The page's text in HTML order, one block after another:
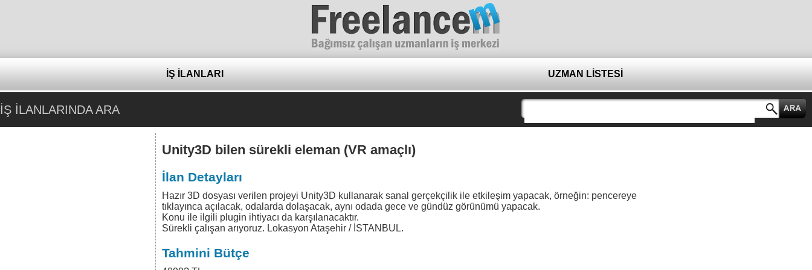
Freelance
İŞ İLANLARI UZMAN LİSTESİ
İŞ İLANLARINDA ARA
Unity3D bilen sürekli eleman (VR amaçlı)
İlan Detayları
Hazır 3D dosyası verilen projeyi Unity3D kullanarak sanal gerçekçilik ile etkileşim yapacak, örneğin: pencereye
tıklayınca açılacak, odalarda dolaşacak, aynı odada gece ve gündüz görünümü yapacak.
Konu ile ilgili plugin ihtiyacı da karşılanacaktır.
Sürekli çalışan arıyoruz. Lokasyon Ataşehir / İSTANBUL.
Tahmini Bütçe